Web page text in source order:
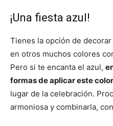
¡Una fiesta azul!
Tienes la opción de
en otros muchos colores
Pero si te encanta el azul,
formas de aplicar este
lugar de la celebración.
armoniosa y combinarla,